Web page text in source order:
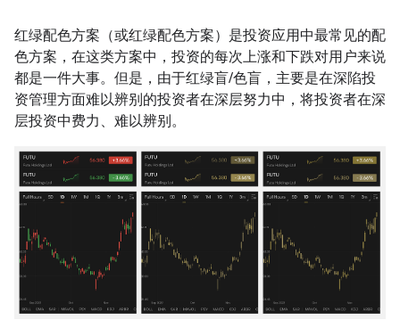
红绿配色方案（或红绿配色方案）是投资应用中最常见的配
色方案，在这类方案中，投资的每次上涨和下跌对用户来说
都是一件大事。但是，由于红绿盲/色盲，主要是在深陷投
资管理方面难以辨别的投资者在深层努力中，将投资者在深
层投资中费力、难以辨别。